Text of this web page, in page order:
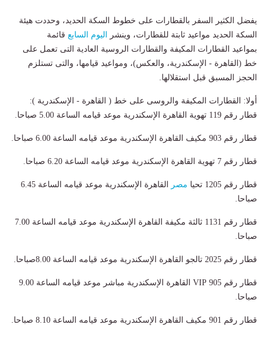
يفضل الكثير السفر بالقطارات على خطوط السكة الحديد، وحددت هيئة
السكة الحديد مواعيد ثابتة للقطارات، وينشر
اليوم السابع قائمة
بمواعيد القطارات المكيفة والقطارات الروسية العادية التى تعمل على
خط (القاهرة - الإسكندرية، والعكس)، ومواعيد قيامها، والتى تستلزم
الحجز المسبق قبل استقلالها.
أولا: القطارات المكيفة والروسى على خط ( القاهرة - الإسكندرية ):
قطار رقم 119 تهوية القاهرة الإسكندرية موعد قيامه الساعة 5.00 صباحا
.
قطار رقم 903 مكيف القاهرة الإسكندرية موعد قيامه الساعة 6.00 صباحا .
قطار رقم 7 تهوية القاهرة الإسكندرية موعد قيامه الساعة 6.20 صباحا .
قطار رقم 1205 تحيا مصر
القاهرة الإسكندرية موعد قيامه الساعة 6.45
صباحا.
قطار رقم 1131 ثالثة مكيفة القاهرة الإسكندرية موعد قيامه الساعة 7.00
صباحا.
قطار رقم 2025 تالجو القاهرة الإسكندرية موعد قيامه الساعة 8.00صباحا .
قطار رقم 905 VIP
القاهرة الإسكندرية مباشر موعد قيامه الساعة 9.00
صباحا.
قطار رقم 901 مكيف القاهرة الإسكندرية موعد قيامه الساعة 8.10 صباحا .